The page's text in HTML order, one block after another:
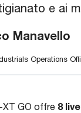
e ai
Manavello
Operations
XT GO offre 8